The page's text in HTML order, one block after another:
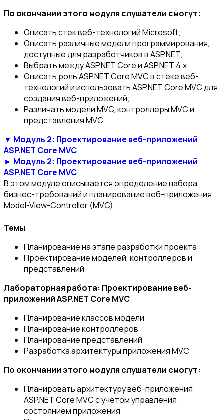
По окончании этого модуля слушатели смогут:
Описать стек веб-технологий Microsoft;
Описать различные модели программирования,
доступные для разработчиков в ASP.NET;
Выбрать между ASP.NET Core и ASP.NET 4.x;
Описать роль ASP.NET Core MVC в стеке веб-
технологий и использовать ASP.NET Core MVC для
создания веб-приложений;
Различать модели MVC, контроллеры MVC и
представления MVC.
▼ Модуль 2: Проектирование веб-приложений
ASP.NET Core MVC
► Модуль 2: Проектирование веб-приложений
ASP.NET Core MVC
В этом модуле описывается определение набора
бизнес-требований и планирование веб-приложения
Model-View-Controller (MVC).
Темы
Планирование на этапе разработки проекта
Проектирование моделей, контроллеров и
представлений
Лабораторная работа: Проектирование веб-
приложений ASP.NET Core MVC
Планирование классов модели
Планирование контроллеров
Планирование представлений
Разработка архитектуры приложения MVC
По окончании этого модуля слушатели смогут:
Планировать архитектуру веб-приложения
ASP.NET Core MVC с учетом управления
состоянием приложения